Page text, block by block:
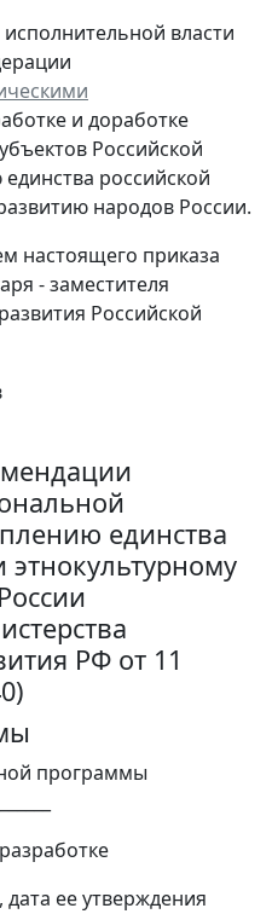
власти
и доработке
Российской
российской
народов России.
настоящего приказа
- заместителя
Российской
единства
РФ от 11
программы
ее утверждения